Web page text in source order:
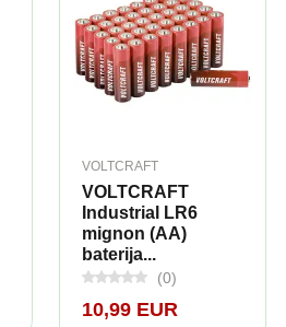
VOLTCRAFT
VOLTCRAFT
Industrial LR6
mignon (AA)
baterija...
(0)
10,99 EUR